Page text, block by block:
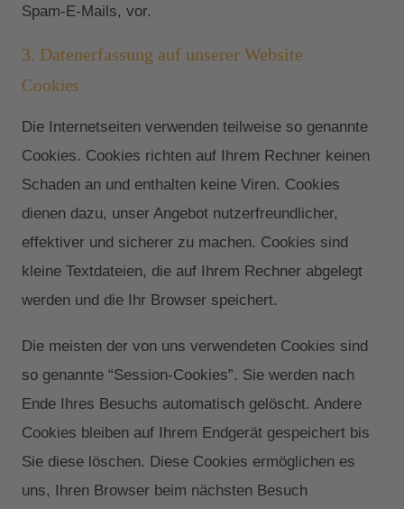
Spam-E-Mails, vor.
3. Datenerfassung auf unserer Website
Cookies
Die Internetseiten verwenden teilweise so genannte
Cookies. Cookies richten auf Ihrem Rechner keinen
Schaden an und enthalten keine Viren. Cookies
dienen dazu, unser Angebot nutzerfreundlicher,
effektiver und sicherer zu machen. Cookies sind
kleine Textdateien, die auf Ihrem Rechner abgelegt
werden und die Ihr Browser speichert.
Die meisten der von uns verwendeten Cookies sind
so genannte “Session-Cookies”. Sie werden nach
Ende Ihres Besuchs automatisch gelöscht. Andere
Cookies bleiben auf Ihrem Endgerät gespeichert bis
Sie diese löschen. Diese Cookies ermöglichen es
uns, Ihren Browser beim nächsten Besuch